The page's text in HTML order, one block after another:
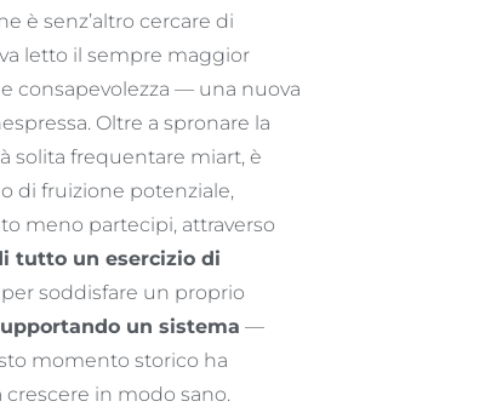
è senz’altro cercare di
letto il sempre maggior
consapevolezza — una nuova
Oltre a spronare la
solita frequentare miart, è
di fruizione potenziale,
meno partecipi, attraverso
tutto un esercizio di
soddisfare un proprio
un sistema —
momento storico ha
in modo sano.